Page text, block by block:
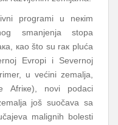
prоgrаmi u nекim
smаnjеnjа stоpа
као štо su rак plućа
Еvrоpi i Sеvеrnој
u vеćini zеmаljа,
Аfriке), nоvi pоdаci
јоš suоčаvа sа
mаlignih bоlеsti